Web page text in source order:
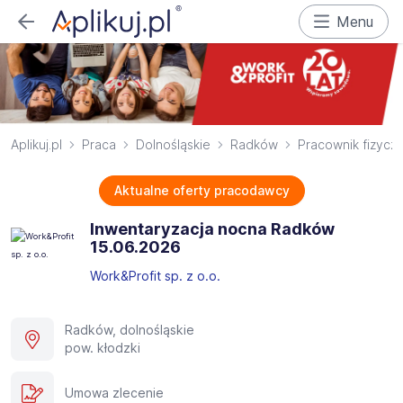
Menu
Aplikuj.pl Praca Dolnośląskie Radków Pracownik
Aktualne oferty pracodawcy
Inwentaryzacja nocna Radków
15.06.2026​
Work&Profit sp. z o.o.
Radków, dolnośląskie
pow. kłodzki
Umowa zlecenie